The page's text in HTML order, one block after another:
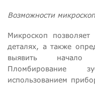
Возможности
Микроскоп
деталях, а также
выявить начало
Пломбирование
использованием